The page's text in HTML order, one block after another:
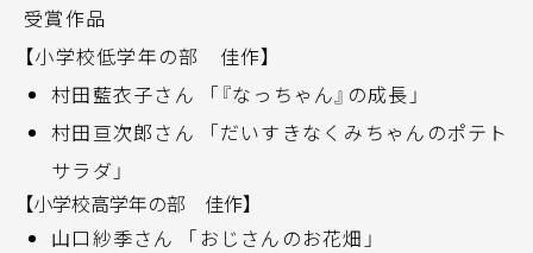
受賞作品
【小学校低学年の部 佳作】
村田藍衣子さん 「『なっちゃん』の成長」
村田亘次郎さん 「だいすきなくみちゃんのポテト
サラダ」
【小学校高学年の部 佳作】
山口紗季さん 「おじさんのお花畑」